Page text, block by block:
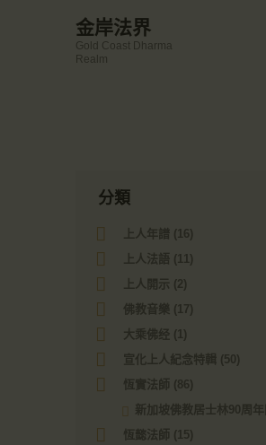
金岸法界
Gold Coast Dharma
Realm
講經說法
關於金岸
宣化上人
文章匯總
教育培德
聯繫我們
登录|LOGIN
分類
上人年譜 (16)
上人法語 (11)
上人開示 (2)
佛教音樂 (17)
大乘佛经 (1)
宣化上人紀念特輯 (50)
恆實法師 (86)
新加坡佛教居士林90周
恆懿法師 (15)
☀️法宴：華嚴經入法界品第三十九 ☀️
🙏講者：上恆下實法師 (Rev. Heng Sure)
👉Meeting ID 会议号：84914586289
🔔提醒:
一、請以【全名+所在地】方式加入會議